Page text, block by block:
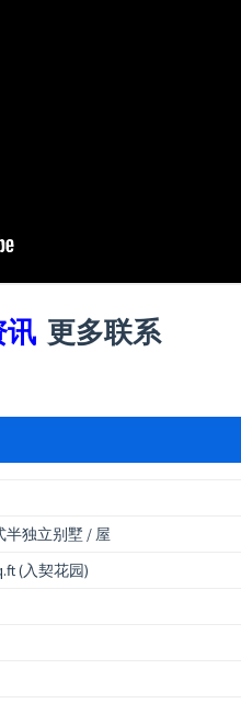
讯 更多联系
半独立别墅 / 屋
(入契花园)